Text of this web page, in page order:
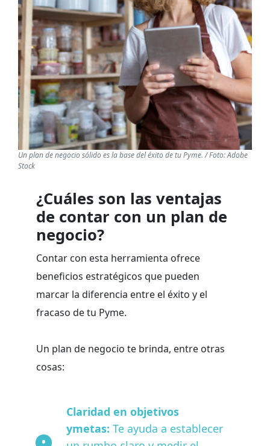
Un plan de negocio sólido es la base del éxito de tu Pyme. / Foto: Adobe
Stock
¿Cuáles son las ventajas
de contar con un plan de
negocio?
Contar con esta herramienta ofrece
beneficios estratégicos que pueden
marcar la diferencia entre el éxito y el
fracaso de tu Pyme.
Un plan de negocio te brinda, entre otras
cosas:
Claridad en objetivos
ymetas: Te ayuda a establecer